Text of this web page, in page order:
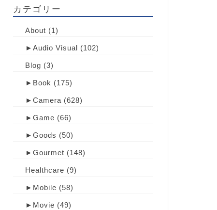
カテゴリー
About (1)
► Audio Visual (102)
Blog (3)
► Book (175)
► Camera (628)
► Game (66)
► Goods (50)
► Gourmet (148)
Healthcare (9)
► Mobile (58)
► Movie (49)